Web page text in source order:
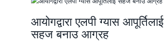
आयोगद्वारा एलपी ग्यास आपूर्तिलाई
सहज बनाउ आग्रह